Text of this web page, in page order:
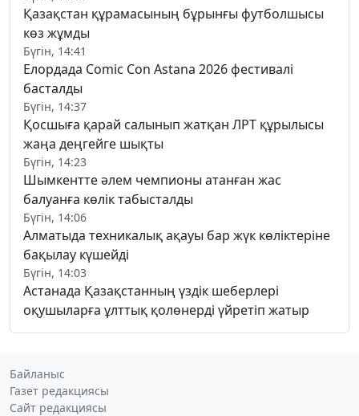
Қазақстан құрамасының бұрынғы футболшысы
көз жұмды
Бүгін, 14:41
Елордада Comic Con Astana 2026 фестивалі
басталды
Бүгін, 14:37
Қосшыға қарай салынып жатқан ЛРТ құрылысы
жаңа деңгейге шықты
Бүгін, 14:23
Шымкентте әлем чемпионы атанған жас
балуанға көлік табысталды
Бүгін, 14:06
Алматыда техникалық ақауы бар жүк көліктеріне
бақылау күшейді
Бүгін, 14:03
Астанада Қазақстанның үздік шеберлері
оқушыларға ұлттық қолөнерді үйретіп жатыр
Байланыс
Газет редакциясы
Сайт редакциясы